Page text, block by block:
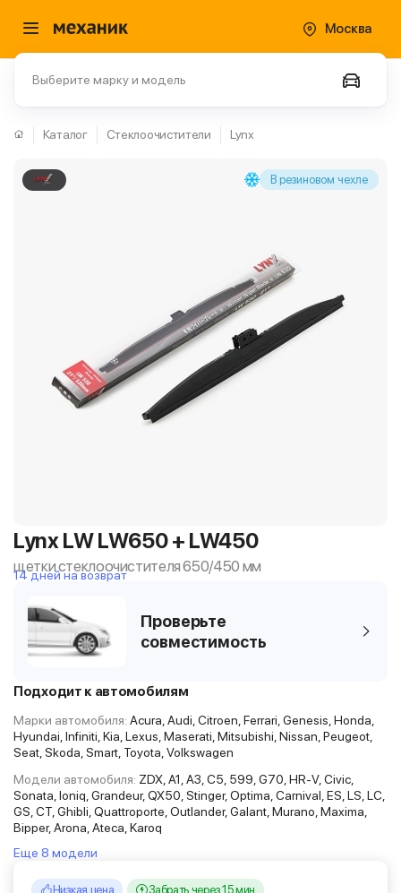
Москва
Выберите марку и модель
Каталог Стеклоочистители Lynx
В резиновом чехле
Lynx LW LW650 + LW450
щетки стеклоочистителя 650/450 мм
14 дней на возврат
Проверьте
совместимость
Подходит к автомобилям
Марки автомобиля: Acura, Audi, Citroen, Ferrari, Genesis, Honda,
Hyundai, Infiniti, Kia, Lexus, Maserati, Mitsubishi, Nissan, Peugeot,
Seat, Skoda, Smart, Toyota, Volkswagen
Модели автомобиля: ZDX, A1, A3, C5, 599, G70, HR-V, Civic,
Sonata, Ioniq, Grandeur, QX50, Stinger, Optima, Carnival, ES, LS, LC,
GS, CT, Ghibli, Quattroporte, Outlander, Galant, Murano, Maxima,
Bipper, Arona, Ateca, Karoq
Еще 8 модели
Низкая цена Забрать через 15 мин